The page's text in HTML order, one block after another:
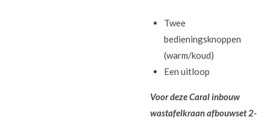
Twee
bedieningsknoppen
(warm/koud)
Een uitloop
Voor deze Caral inbouw
wastafelkraan afbouwset 2-